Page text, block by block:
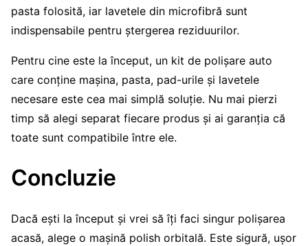
pasta folosită, iar lavetele din microfibră sunt
indispensabile pentru ștergerea reziduurilor.
Pentru cine este la început, un kit de polișare auto
care conține mașina, pasta, pad-urile și lavetele
necesare este cea mai simplă soluție. Nu mai pierzi
timp să alegi separat fiecare produs și ai garanția că
toate sunt compatibile între ele.
Concluzie
Dacă ești la început și vrei să îți faci singur polișarea
acasă, alege o mașină polish orbitală. Este sigură, ușor